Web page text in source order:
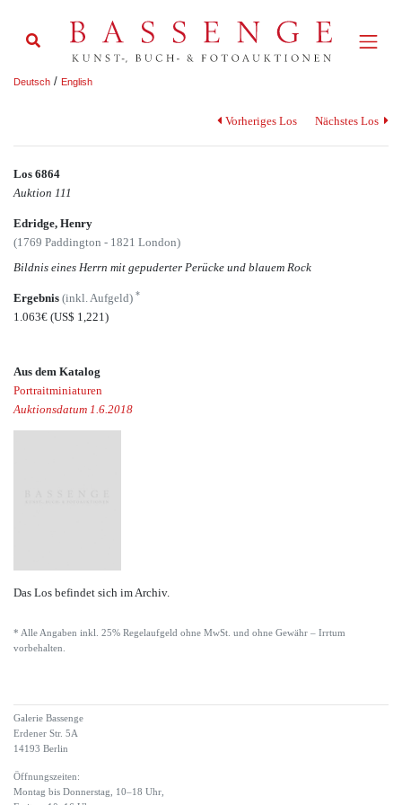
Deutsch / English
Vorheriges Los Nächstes Los
Los 6864
Auktion 111
Edridge, Henry
(1769 Paddington - 1821 London)
Bildnis eines Herrn mit gepuderter Perücke und blauem Rock
Ergebnis (inkl. Aufgeld) *
1.063€ (US$ 1,221)
Aus dem Katalog
Portraitminiaturen
Auktionsdatum 1.6.2018
Das Los befindet sich im Archiv.
* Alle Angaben inkl. 25% Regelaufgeld ohne MwSt. und ohne Gewähr – Irrtum
vorbehalten.
Galerie Bassenge
Erdener Str. 5A
14193 Berlin
Öffnungszeiten:
Montag bis Donnerstag, 10–18 Uhr,